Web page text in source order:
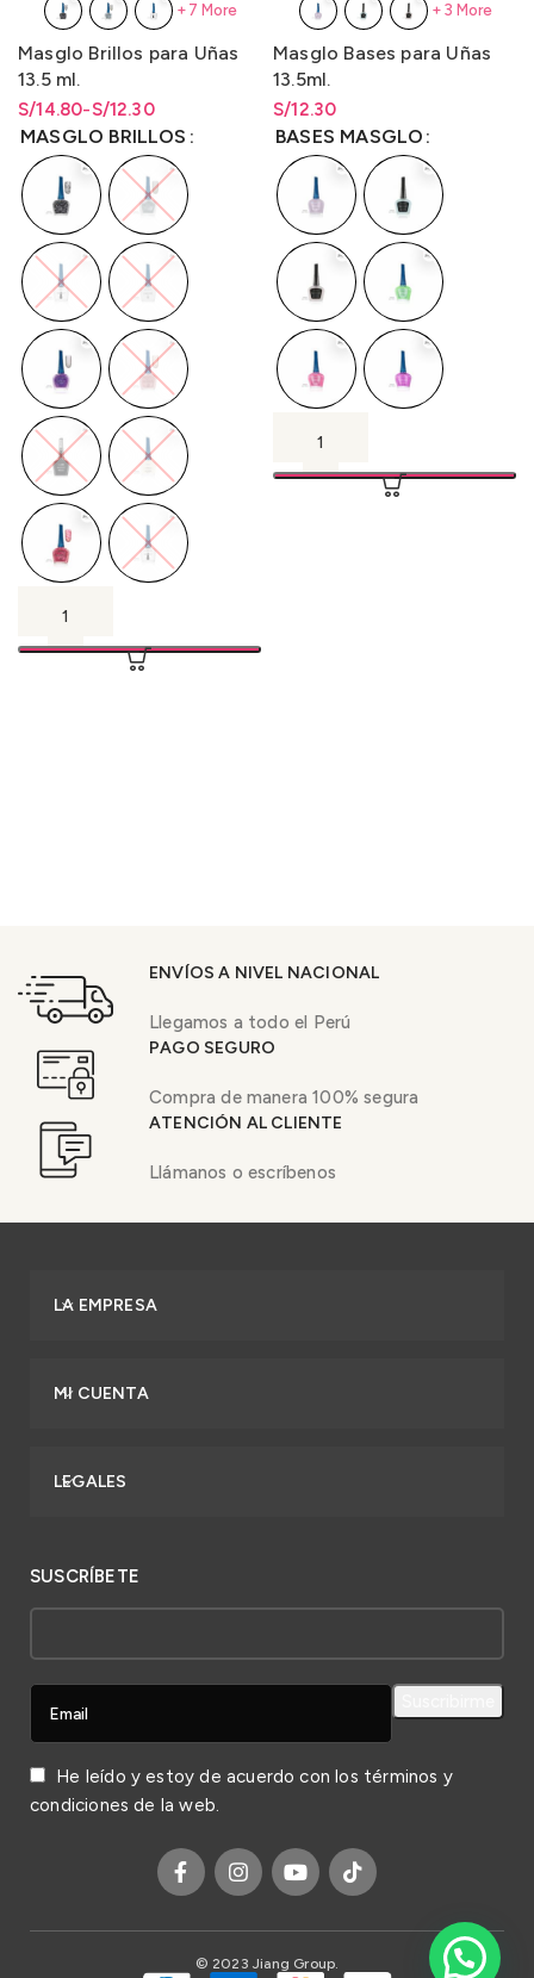
Masglo Brillos para Uñas
13.5 ml.
S/12.30
-
S/14.80
Rango de precios: desde
S/12.30 hasta S/14.80
Rango de precios: desde
S/12.30 hastaS/ 14.80
MASGLO BRILLOS
+7 More
Masglo Bases para Uñas
13.5ml.
S/12.30
Rango de precios: desde
S/12.30 hastaS/12.30
BASES MASGLO
+3 More
ENVÍOS A NIVEL NACIONAL
Llegamos a todo el Perú
PAGO SEGURO
Compra de manera 100% segura
ATENCIÓN AL CLIENTE
Llámanos o escríbenos
LA EMPRESA
MI CUENTA
LEGALES
SUSCRÍBETE
He leído y estoy de acuerdo con los términos y
condiciones de la web.
© 2023 Jiang Group.